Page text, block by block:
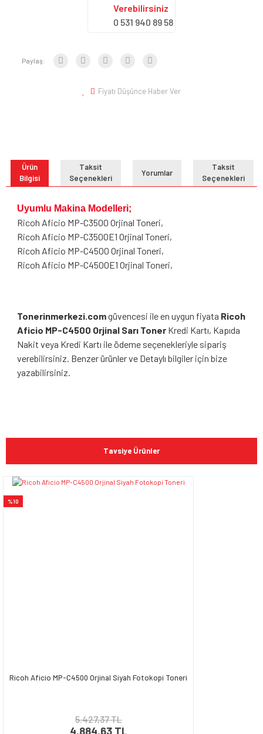
Verebilirsiniz
0 531 940 89 58
Paylaş:
Fiyatı Düşünce Haber Ver
Ürün
Bilgisi
Taksit
Seçenekleri
Yorumlar
Taksit
Seçenekleri
Uyumlu Makina Modelleri;
Ricoh Aficio MP-C3500 Orjinal Toneri,
Ricoh Aficio MP-C3500E1 Orjinal Toneri,
Ricoh Aficio MP-C4500 Orjinal Toneri,
Ricoh Aficio MP-C4500E1 Orjinal Toneri,
Tonerinmerkezi.comgüvencesi ile en uygun fiyata Ricoh
Aficio MP-C4500 Orjinal Sarı Toner Kredi Kartı, Kapıda
Nakit veya Kredi Kartı ile ödeme seçenekleriyle sipariş
verebilirsiniz. Benzer ürünler ve Detaylı bilgiler için bize
yazabilirsiniz.
Bu ürüne ilk yorumu siz yapın!
Yorum Yaz
konularda yetersiz gördüğünüz noktaları öneri formunu
kullanarak tarafımıza iletebilirsiniz.
Tavsiye Ürünler
%10
Ricoh Aficio MP-C4500 Orjinal Siyah Fotokopi Toneri
5.427,37 TL
4.884,63 TL